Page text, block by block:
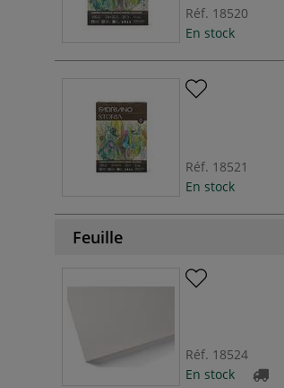
Réf. 18520
En stock
Réf. 18521
En stock
Feuille
Réf. 18524
En stock